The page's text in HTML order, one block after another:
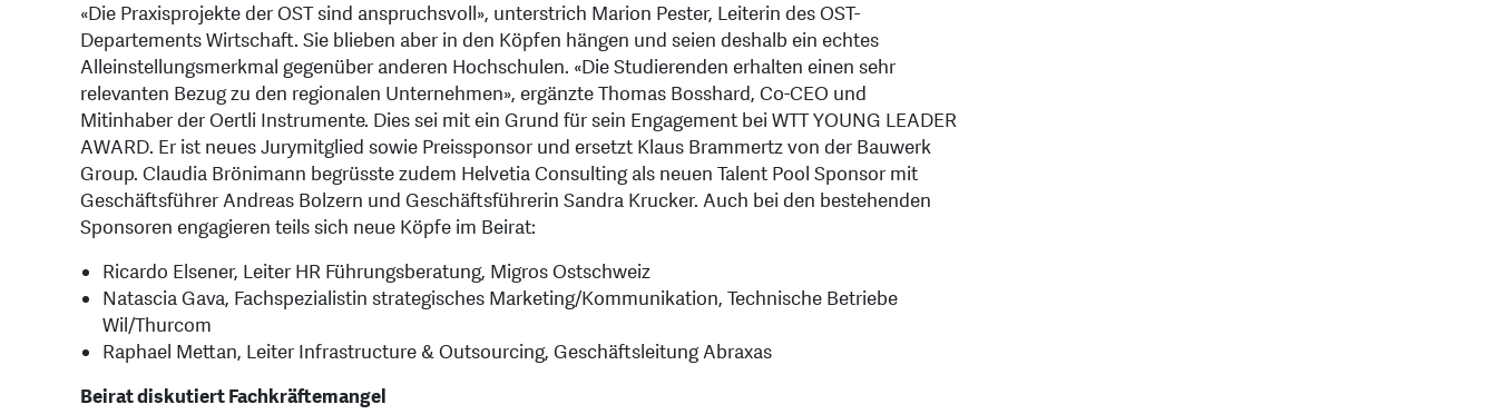
«Die Praxisprojekte der OST sind anspruchsvoll», unterstrich Marion Pester, Leiterin des OST-
Departements Wirtschaft. Sie blieben aber in den Köpfen hängen und seien deshalb ein echtes
Alleinstellungsmerkmal gegenüber anderen Hochschulen. «Die Studierenden erhalten einen sehr
relevanten Bezug zu den regionalen Unternehmen», ergänzte Thomas Bosshard, Co-CEO und
Mitinhaber der Oertli Instrumente. Dies sei mit ein Grund für sein Engagement bei WTT YOUNG LEADER
AWARD. Er ist neues Jurymitglied sowie Preissponsor und ersetzt Klaus Brammertz von der Bauwerk
Group. Claudia Brönimann begrüsste zudem Helvetia Consulting als neuen Talent Pool Sponsor mit
Geschäftsführer Andreas Bolzern und Geschäftsführerin Sandra Krucker. Auch bei den bestehenden
Sponsoren engagieren teils sich neue Köpfe im Beirat:
Ricardo Elsener, Leiter HR Führungsberatung, Migros Ostschweiz
Natascia Gava, Fachspezialistin strategisches Marketing/Kommunikation, Technische Betriebe
Wil/Thurcom
Raphael Mettan, Leiter Infrastructure & Outsourcing, Geschäftsleitung Abraxas
Beirat diskutiert Fachkräftemangel